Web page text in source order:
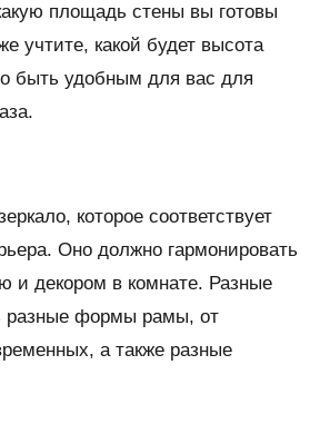
площадь стены вы готовы
учтите, какой будет высота
быть удобным для вас для
которое соответствует
Оно должно гармонировать
и декором в комнате. Разные
разные формы рамы, от
а также разные